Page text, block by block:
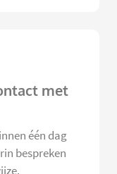
met
één dag
bespreken